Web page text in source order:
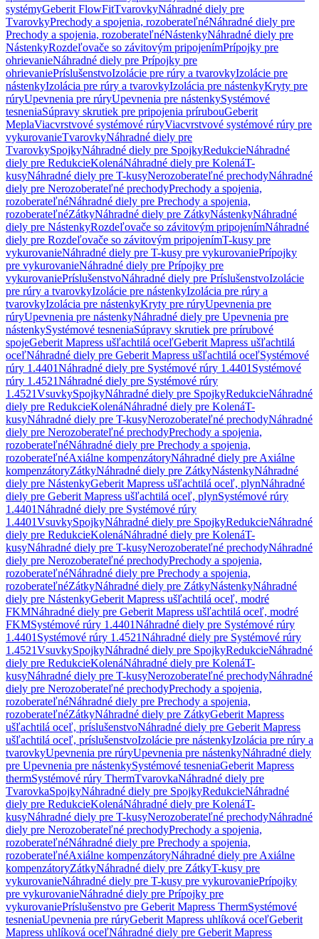
systémyGeberit FlowFitTvarovkyNáhradné diely pre
TvarovkyPrechody a spojenia, rozoberateľnéNáhradné diely pre
Prechody a spojenia, rozoberateľnéNástenkyNáhradné diely pre
NástenkyRozdeľovače so závitovým pripojenímPrípojky pre
ohrievanieNáhradné diely pre Prípojky pre
ohrievaniePríslušenstvoIzolácie pre rúry a tvarovkyIzolácie pre
nástenkyIzolácia pre rúry a tvarovkyIzolácia pre nástenkyKryty pre
rúryUpevnenia pre rúryUpevnenia pre nástenkySystémové
tesneniaSúpravy skrutiek pre pripojenia prírubouGeberit
MeplaViacvrstvové systémové rúryViacvrstvové systémové rúry pre
vykurovanieTvarovkyNáhradné diely pre
TvarovkySpojkyNáhradné diely pre SpojkyRedukcieNáhradné
diely pre RedukcieKolenáNáhradné diely pre KolenáT-
kusyNáhradné diely pre T-kusyNerozoberateľné prechodyNáhradné
diely pre Nerozoberateľné prechodyPrechody a spojenia,
rozoberateľnéNáhradné diely pre Prechody a spojenia,
rozoberateľnéZátkyNáhradné diely pre ZátkyNástenkyNáhradné
diely pre NástenkyRozdeľovače so závitovým pripojenímNáhradné
diely pre Rozdeľovače so závitovým pripojenímT-kusy pre
vykurovanieNáhradné diely pre T-kusy pre vykurovaniePrípojky
pre vykurovanieNáhradné diely pre Prípojky pre
vykurovaniePríslušenstvoNáhradné diely pre PríslušenstvoIzolácie
pre rúry a tvarovkyIzolácie pre nástenkyIzolácia pre rúry a
tvarovkyIzolácia pre nástenkyKryty pre rúryUpevnenia pre
rúryUpevnenia pre nástenkyNáhradné diely pre Upevnenia pre
nástenkySystémové tesneniaSúpravy skrutiek pre prírubové
spojeGeberit Mapress ušľachtilá oceľGeberit Mapress ušľachtilá
oceľNáhradné diely pre Geberit Mapress ušľachtilá oceľSystémové
rúry 1.4401Náhradné diely pre Systémové rúry 1.4401 Systémové
rúry 1.4521Náhradné diely pre Systémové rúry
1.4521VsuvkySpojkyNáhradné diely pre SpojkyRedukcieNáhradné
diely pre RedukcieKolenáNáhradné diely pre KolenáT-
kusyNáhradné diely pre T-kusyNerozoberateľné prechodyNáhradné
diely pre Nerozoberateľné prechodyPrechody a spojenia,
rozoberateľnéNáhradné diely pre Prechody a spojenia,
rozoberateľnéAxiálne kompenzátoryNáhradné diely pre Axiálne
kompenzátoryZátkyNáhradné diely pre ZátkyNástenkyNáhradné
diely pre NástenkyGeberit Mapress ušľachtilá oceľ, plynNáhradné
diely pre Geberit Mapress ušľachtilá oceľ, plynSystémové rúry
1.4401Náhradné diely pre Systémové rúry
1.4401VsuvkySpojkyNáhradné diely pre SpojkyRedukcieNáhradné
diely pre RedukcieKolenáNáhradné diely pre KolenáT-
kusyNáhradné diely pre T-kusyNerozoberateľné prechodyNáhradné
diely pre Nerozoberateľné prechodyPrechody a spojenia,
rozoberateľnéNáhradné diely pre Prechody a spojenia,
rozoberateľnéZátkyNáhradné diely pre ZátkyNástenkyNáhradné
diely pre NástenkyGeberit Mapress ušľachtilá oceľ, modré
FKMNáhradné diely pre Geberit Mapress ušľachtilá oceľ, modré
FKMSystémové rúry 1.4401Náhradné diely pre Systémové rúry
1.4401 Systémové rúry 1.4521Náhradné diely pre Systémové rúry
1.4521VsuvkySpojkyNáhradné diely pre SpojkyRedukcieNáhradné
diely pre RedukcieKolenáNáhradné diely pre KolenáT-
kusyNáhradné diely pre T-kusyNerozoberateľné prechodyNáhradné
diely pre Nerozoberateľné prechodyPrechody a spojenia,
rozoberateľnéNáhradné diely pre Prechody a spojenia,
rozoberateľnéZátkyNáhradné diely pre ZátkyGeberit Mapress
ušľachtilá oceľ, príslušenstvoNáhradné diely pre Geberit Mapress
ušľachtilá oceľ, príslušenstvoIzolácie pre nástenkyIzolácia pre rúry a
tvarovkyUpevnenia pre rúryUpevnenia pre nástenkyNáhradné diely
pre Upevnenia pre nástenkySystémové tesneniaGeberit Mapress
thermSystémové rúry ThermTvarovkaNáhradné diely pre
TvarovkaSpojkyNáhradné diely pre SpojkyRedukcieNáhradné
diely pre RedukcieKolenáNáhradné diely pre KolenáT-
kusyNáhradné diely pre T-kusyNerozoberateľné prechodyNáhradné
diely pre Nerozoberateľné prechodyPrechody a spojenia,
rozoberateľnéNáhradné diely pre Prechody a spojenia,
rozoberateľnéAxiálne kompenzátoryNáhradné diely pre Axiálne
kompenzátoryZátkyNáhradné diely pre ZátkyT-kusy pre
vykurovanieNáhradné diely pre T-kusy pre vykurovaniePrípojky
pre vykurovanieNáhradné diely pre Prípojky pre
vykurovaniePríslušenstvo pre Geberit Mapress ThermSystémové
tesneniaUpevnenia pre rúryGeberit Mapress uhlíková oceľGeberit
Mapress uhlíková oceľNáhradné diely pre Geberit Mapress